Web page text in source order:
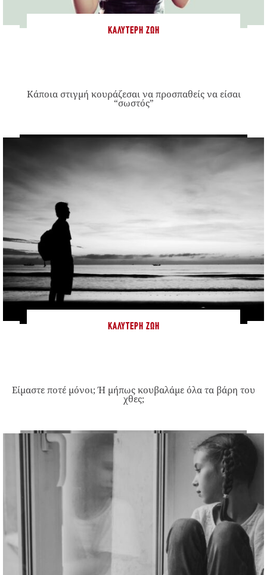
ΚΑΛΎΤΕΡΗ ΖΩΉ
Κάποια στιγμή κουράζεσαι να προσπαθείς να είσαι
“σωστός”
ΚΑΛΎΤΕΡΗ ΖΩΉ
Είμαστε ποτέ μόνοι; Ή μήπως κουβαλάμε όλα τα βάρη του
χθες;